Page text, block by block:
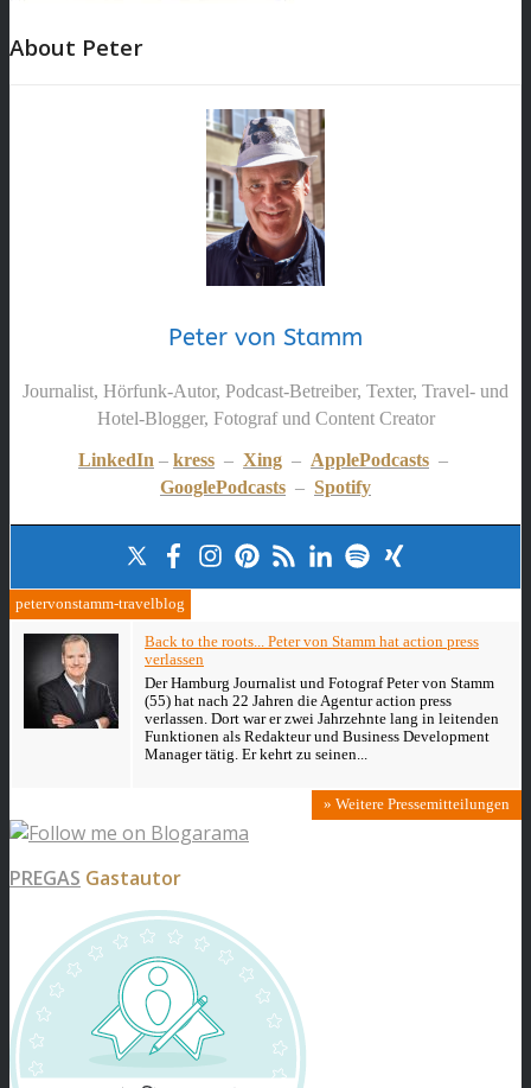
About Peter
Peter von Stamm
Journalist, Hörfunk-Autor, Podcast-Betreiber, Texter, Travel- und
Hotel-Blogger, Fotograf und Content Creator
LinkedIn – kress – Xing – ApplePodcasts –
GooglePodcasts – Spotify
petervonstamm-travelblog
Back to the roots... Peter von Stamm hat action press
verlassen
Der Hamburg Journalist und Fotograf Peter von Stamm
(55) hat nach 22 Jahren die Agentur action press
verlassen. Dort war er zwei Jahrzehnte lang in leitenden
Funktionen als Redakteur und Business Development
Manager tätig. Er kehrt zu seinen...
» Weitere Pressemitteilungen
PREGAS Gastautor